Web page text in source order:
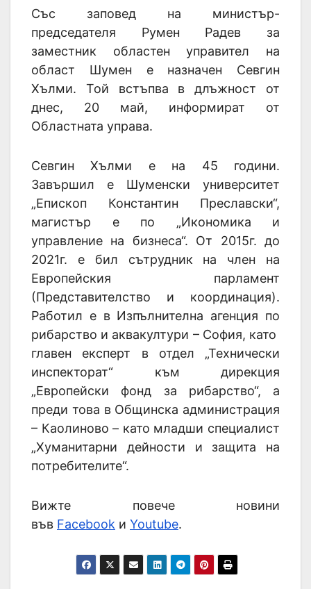
Със заповед на министър-
председателя Румен Радев за
заместник областен управител на
област Шумен е назначен Севгин
Хълми. Той встъпва в длъжност от
днес, 20 май, информират от
Областната управа.
Севгин Хълми е на 45 години.
Завършил е Шуменски университет
„Епископ Константин Преславски“,
магистър е по „Икономика и
управление на бизнеса“. От 2015г. до
2021г. е бил сътрудник на член на
Европейския парламент
(Представителство и координация).
Работил е в Изпълнителна агенция по
рибарство и аквакултури – София, като
главен експерт в отдел „Технически
инспекторат“ към дирекция
„Европейски фонд за рибарство“, а
преди това в Общинска администрация
– Каолиново – като младши специалист
„Хуманитарни дейности и защита на
потребителите“.
Вижте повече новини
във Facebook и Youtube.